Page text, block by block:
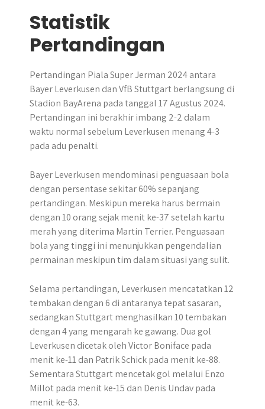
Statistik
Pertandingan
Pertandingan Piala Super Jerman 2024 antara
Bayer Leverkusen dan VfB Stuttgart berlangsung di
Stadion BayArena pada tanggal 17 Agustus 2024.
Pertandingan ini berakhir imbang 2-2 dalam
waktu normal sebelum Leverkusen menang 4-3
pada adu penalti.
Bayer Leverkusen mendominasi penguasaan bola
dengan persentase sekitar 60% sepanjang
pertandingan. Meskipun mereka harus bermain
dengan 10 orang sejak menit ke-37 setelah kartu
merah yang diterima Martin Terrier. Penguasaan
bola yang tinggi ini menunjukkan pengendalian
permainan meskipun tim dalam situasi yang sulit.
Selama pertandingan, Leverkusen mencatatkan 12
tembakan dengan 6 di antaranya tepat sasaran,
sedangkan Stuttgart menghasilkan 10 tembakan
dengan 4 yang mengarah ke gawang. Dua gol
Leverkusen dicetak oleh Victor Boniface pada
menit ke-11 dan Patrik Schick pada menit ke-88.
Sementara Stuttgart mencetak gol melalui Enzo
Millot pada menit ke-15 dan Denis Undav pada
menit ke-63.